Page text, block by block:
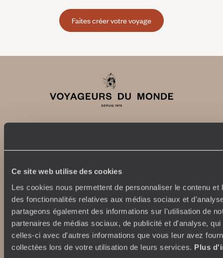
Ce site web utilise des cookies
Les cookies nous permettent de personnaliser le contenu et
des fonctionnalités relatives aux médias sociaux et
partageons également des informations sur l'utilisation de
partenaires de médias sociaux, de publicité et d'analyse,
celles-ci avec d'autres informations que vous leur avez
collectées lors de votre utilisation de leurs services. Plus
Faites créer votre voyage
Abonnez-vous à notre newsletter
Lire notre politique de confidentialité
Nos engagements
100% carbone absorbé
Tourisme responsable
Idées voyages
On part où ?
Voyage de noces